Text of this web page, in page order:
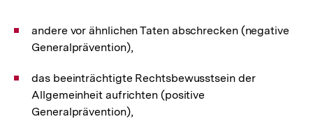
andere vor ähnlichen Taten abschrecken (negative
Generalprävention),
das beeinträchtigte Rechtsbewusstsein der
Allgemeinheit aufrichten (positive
Generalprävention),